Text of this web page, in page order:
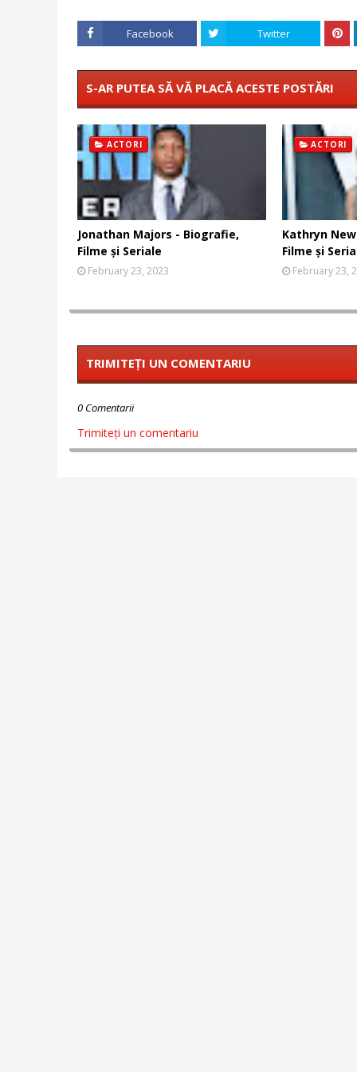
Facebook Twitter
S-AR PUTEA SĂ VĂ PLACĂ ACESTE POSTĂRI
ACTORI
Jonathan Majors - Biografie,
Filme și Seriale
February 23, 2023
ACTORI
Kathryn
Filme și
February 23,
TRIMITEȚI UN COMENTARIU
0 Comentarii
Trimiteți un comentariu